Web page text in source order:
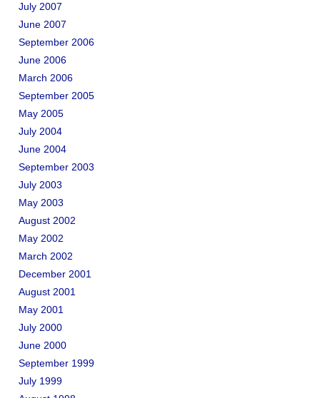
July 2007
June 2007
September 2006
June 2006
March 2006
September 2005
May 2005
July 2004
June 2004
September 2003
July 2003
May 2003
August 2002
May 2002
March 2002
December 2001
August 2001
May 2001
July 2000
June 2000
September 1999
July 1999